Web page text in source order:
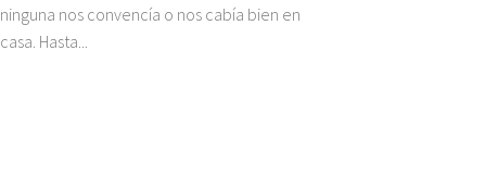
ninguna nos convencía o nos cabía bien en
casa. Hasta...